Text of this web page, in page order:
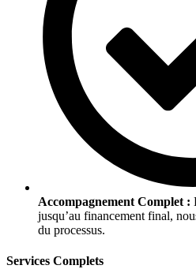
Accompagnement Complet :
jusqu’au financement final,
du processus.
Services Complets